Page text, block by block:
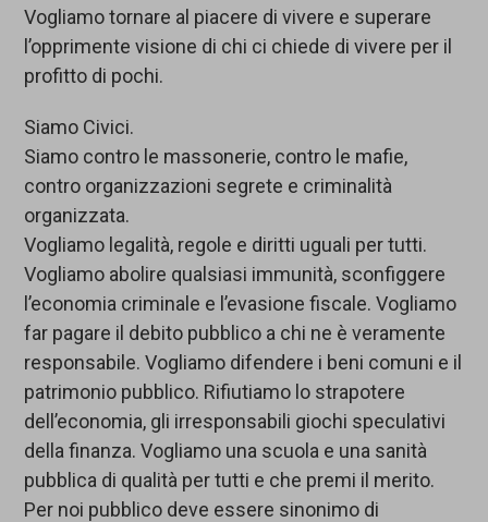
Vogliamo tornare al piacere di vivere e superare
l’opprimente visione di chi ci chiede di vivere per il
profitto di pochi.
Siamo Civici.
Siamo contro le massonerie, contro le mafie,
contro organizzazioni segrete e criminalità
organizzata.
Vogliamo legalità, regole e diritti uguali per tutti.
Vogliamo abolire qualsiasi immunità, sconfiggere
l’economia criminale e l’evasione fiscale. Vogliamo
far pagare il debito pubblico a chi ne è veramente
responsabile. Vogliamo difendere i beni comuni e il
patrimonio pubblico. Rifiutiamo lo strapotere
dell’economia, gli irresponsabili giochi speculativi
della finanza. Vogliamo una scuola e una sanità
pubblica di qualità per tutti e che premi il merito.
Per noi pubblico deve essere sinonimo di